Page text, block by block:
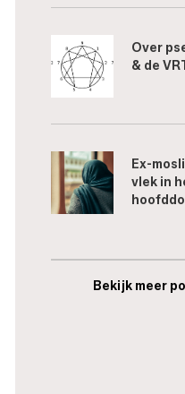
Over
& de
Ex-
vlek in
Bekijk meer